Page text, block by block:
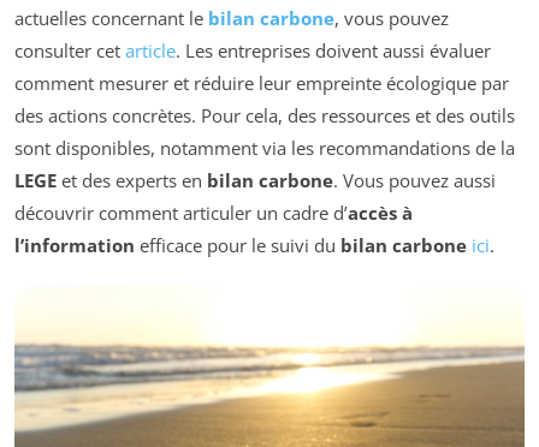
actuelles concernant le bilan carbone, vous pouvez
consulter cet article. Les entreprises doivent aussi évaluer
comment mesurer et réduire leur empreinte écologique par
des actions concrètes. Pour cela, des ressources et des outils
sont disponibles, notamment via les recommandations de la
LEGE et des experts en bilan carbone. Vous pouvez aussi
découvrir comment articuler un cadre d’accès à
l’information efficace pour le suivi du bilan carbone ici.